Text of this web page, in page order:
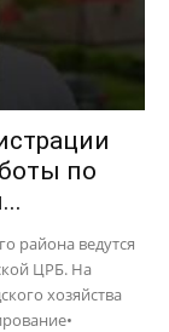
по
района ведутся
ЦРБ. На
хозяйства